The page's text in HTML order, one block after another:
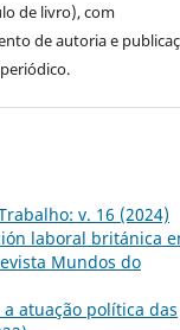
de livro), com
de autoria e
v. 16 (2024)
laboral británica
Mundos do
atuação política das